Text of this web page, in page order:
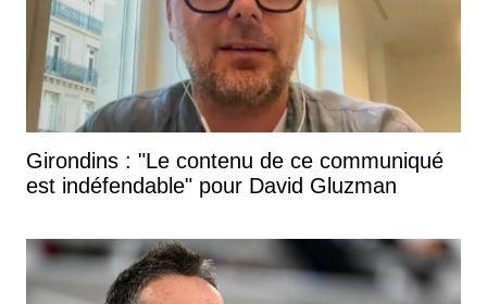
Girondins : "Le contenu de ce communiqué
est indéfendable" pour David Gluzman